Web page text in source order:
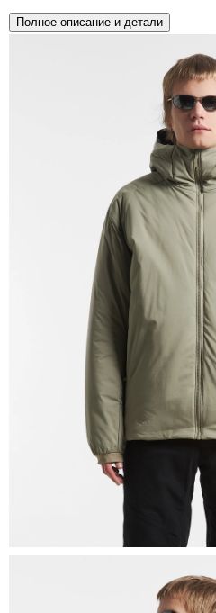
Полное описание и детали